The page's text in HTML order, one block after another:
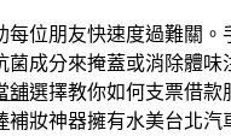
每位朋友快速度過難關。
菌成分來掩蓋或消除體味
舖選擇教你如何支票借款
補妝神器擁有水美台北汽